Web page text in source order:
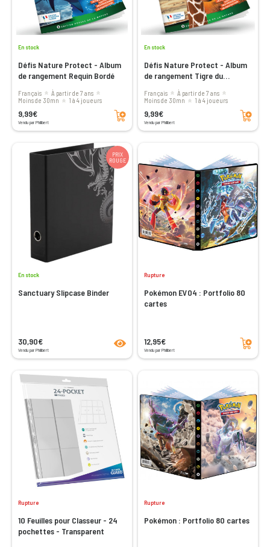
En stock
Défis Nature Protect - Album
de rangement Requin Bordé
Français
à partir de 7 ans
moins de 30mn
1 à 4 joueurs
9,99€
Vendu par Philibert
Ajouter au panier
En stock
Défis Nature Protect - Album
de rangement Tigre du
Français
à partir de 7 ans
moins de 30mn
1 à 4 joueurs
9,99€
Vendu par Philibert
Ajouter au panier
PRIX
ROUGE
En stock
Sanctuary Slipcase Binder
30,90€
Vendu par Philibert
Rupture
Pokémon EV04 : Portfolio 80
cartes
12,95€
Vendu par Philibert
Ajouter au panier
Rupture
10 Feuilles pour Classeur - 24
pochettes - Transparent
Rupture
Pokémon : Portfolio 80 cartes